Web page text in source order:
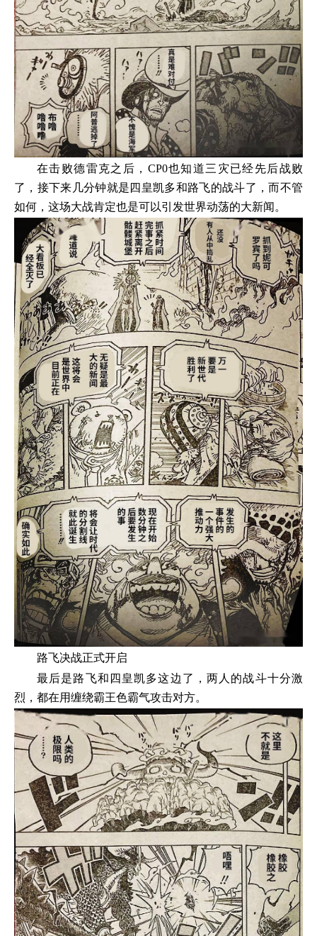
在击败德雷克之后，CP0也知道三灾已经先后战败
了，接下来几分钟就是四皇凯多和路飞的战斗了，而不管
如何，这场大战肯定也是可以引发世界动荡的大新闻。
路飞决战正式开启
最后是路飞和四皇凯多这边了，两人的战斗十分激
烈，都在用缠绕霸王色霸气攻击对方。